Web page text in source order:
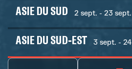
ASIE DU SUD 2 sept. - 23 sept.
ASIE DU SUD-EST 3 sept. -